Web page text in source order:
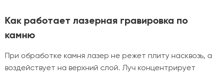
Как работает лазерная гравировка по
камню
При обработке камня лазер не режет плиту насквозь, а
воздействует на верхний слой. Луч концентрирует